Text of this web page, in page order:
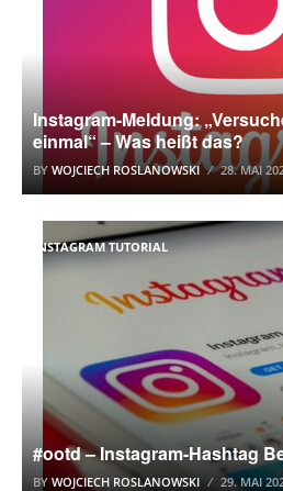
Instagram-Meldung:
einmal“ – Was heißt das?
BY WOJCIECH ROSLANOWSKI 28. MAI
INSTAGRAM TUTORIAL
#ootd – Instagram-Hashtag
BY WOJCIECH ROSLANOWSKI 29. MAI